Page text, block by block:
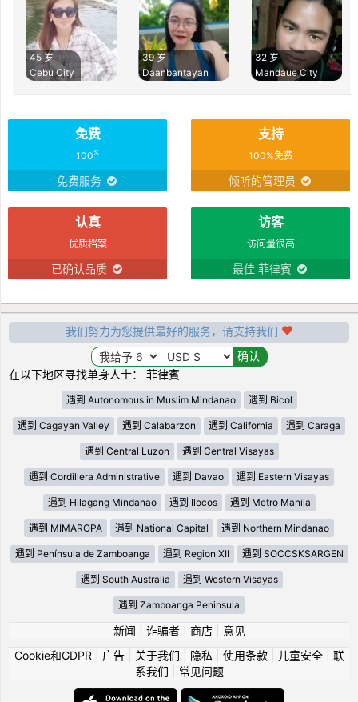
45 岁
Cebu City
39 岁
Daanbantayan
32 岁
Mandaue City
免费
100%
免费服务
支持
100%免费
倾听的管理员
认真
优质档案
已确认品质
访客
访问量很高
最佳 菲律賓
我们努力为您提供最好的服务，请支持我们
在以下地区寻找单身人士： 菲律賓
遇到 Autonomous in Muslim Mindanao 遇到 Bicol
遇到 Cagayan Valley 遇到 Calabarzon 遇到 California 遇到 Caraga
遇到 Central Luzon 遇到 Central Visayas
遇到 Cordillera Administrative 遇到 Davao 遇到 Eastern Visayas
遇到 Hilagang Mindanao 遇到 Ilocos 遇到 Metro Manila
遇到 MIMAROPA 遇到 National Capital 遇到 Northern Mindanao
遇到 Península de Zamboanga 遇到 Region XII 遇到 SOCCSKSARGEN
遇到 South Australia 遇到 Western Visayas
遇到 Zamboanga Peninsula
新闻 诈骗者| 商店| 意见
Cookie和GDPR
广告| 关于我们 隐私 使用条款| 儿童安全| 联
系我们
常见问题